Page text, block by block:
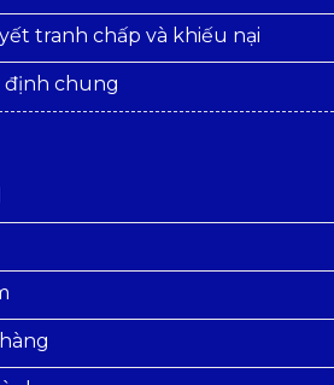
tranh chấp và khiếu nại
định chung